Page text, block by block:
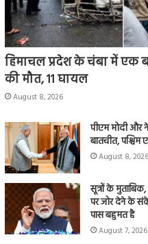
हिमाचल प्रदेश के चंबा में एक
की मौत, 11 घायल
August 8, 2026
पीएम मोदी और
बातचीत, पश्चिम
August 8, 2026
सूत्रों के मुताबिक,
पर जोर देने के
पास बहुमत है
August 7, 2026